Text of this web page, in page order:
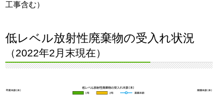
工事含む）
低レベル放射性廃棄物の受入れ状況
（2022年2月末現在）